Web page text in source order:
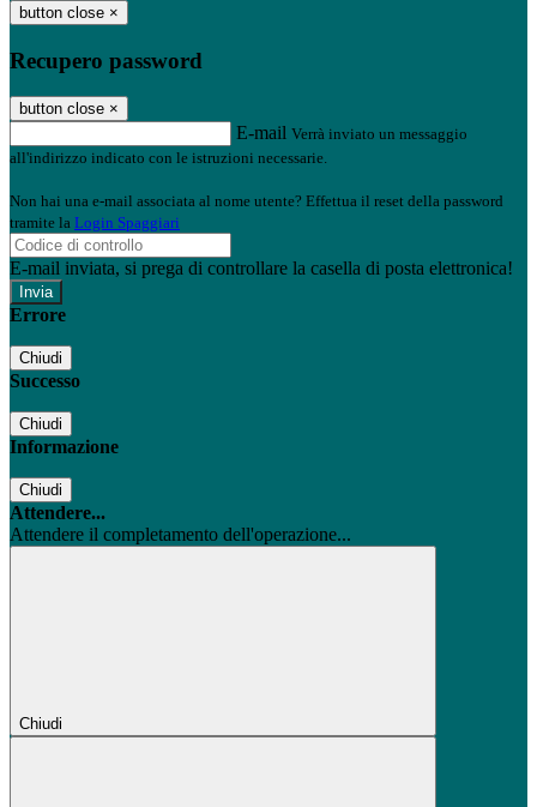
button close ×
Recupero password
button close ×
E-mail Verrà inviato un messaggio
all'indirizzo indicato con le istruzioni necessarie.
Non hai una e-mail associata al nome utente? Effettua il reset della password
tramite la Login Spaggiari
E-mail inviata, si prega di controllare la casella di posta elettronica!
Errore
Chiudi
Successo
Chiudi
Informazione
Chiudi
Attendere...
Attendere il completamento dell'operazione...
Chiudi